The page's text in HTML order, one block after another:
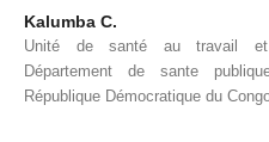
Kalumba C.
Unité de santé au travail et
Département de sante
République Démocratique du